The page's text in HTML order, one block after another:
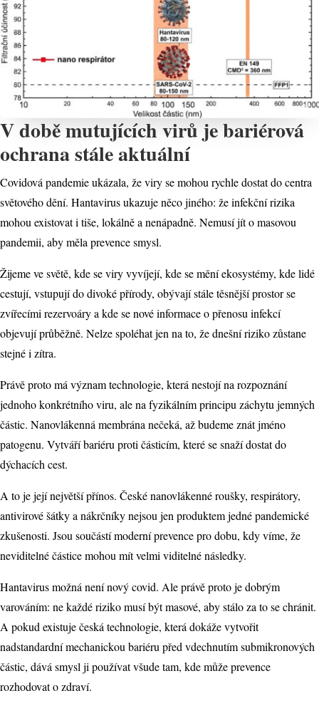
V době mutujících virů je bariérová
ochrana stále aktuální
Covidová pandemie ukázala, že viry se mohou rychle dostat do centra
světového dění. Hantavirus ukazuje něco jiného: že infekční rizika
mohou existovat i tiše, lokálně a nenápadně. Nemusí jít o masovou
pandemii, aby měla prevence smysl.
Žijeme ve světě, kde se viry vyvíjejí, kde se mění ekosystémy, kde lidé
cestují, vstupují do divoké přírody, obývají stále těsnější prostor se
zvířecími rezervoáry a kde se nové informace o přenosu infekcí
objevují průběžně. Nelze spoléhat jen na to, že dnešní riziko zůstane
stejné i zítra.
Právě proto má význam technologie, která nestojí na rozpoznání
jednoho konkrétního viru, ale na fyzikálním principu záchytu jemných
částic. Nanovlákenná membrána nečeká, až budeme znát jméno
patogenu. Vytváří bariéru proti částicím, které se snaží dostat do
dýchacích cest.
A to je její největší přínos. České nanovlákenné roušky, respirátory,
antivirové šátky a nákrčníky nejsou jen produktem jedné pandemické
zkušenosti. Jsou součástí moderní prevence pro dobu, kdy víme, že
neviditelné částice mohou mít velmi viditelné následky.
Hantavirus možná není nový covid. Ale právě proto je dobrým
varováním: ne každé riziko musí být masové, aby stálo za to se chránit.
A pokud existuje česká technologie, která dokáže vytvořit
nadstandardní mechanickou bariéru před vdechnutím submikronových
částic, dává smysl ji používat všude tam, kde může prevence
rozhodovat o zdraví.